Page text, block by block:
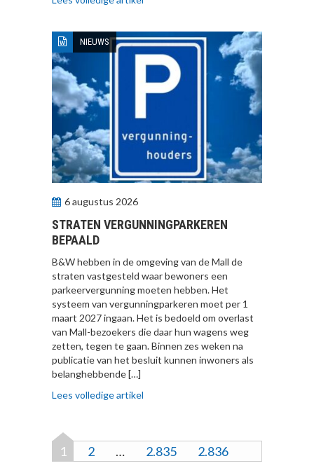
NIEUWS
6 augustus 2026
STRATEN VERGUNNINGPARKEREN
BEPAALD
B&W hebben in de omgeving van de Mall de
straten vastgesteld waar bewoners een
parkeervergunning moeten hebben. Het
systeem van vergunningparkeren moet per 1
maart 2027 ingaan. Het is bedoeld om overlast
van Mall-bezoekers die daar hun wagens weg
zetten, tegen te gaan. Binnen zes weken na
publicatie van het besluit kunnen inwoners als
belanghebbende […]
Lees volledige artikel
1 2 … 2.835 2.836